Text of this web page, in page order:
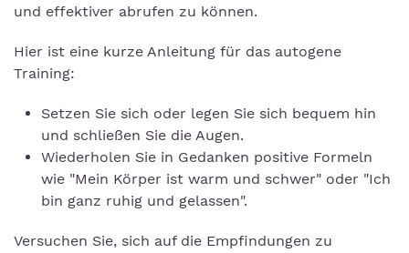
und effektiver abrufen zu können.
Hier ist eine kurze Anleitung für das autogene
Training:
Setzen Sie sich oder legen Sie sich bequem hin
und schließen Sie die Augen.
Wiederholen Sie in Gedanken positive Formeln
wie "Mein Körper ist warm und schwer" oder "Ich
bin ganz ruhig und gelassen".
Versuchen Sie, sich auf die Empfindungen zu